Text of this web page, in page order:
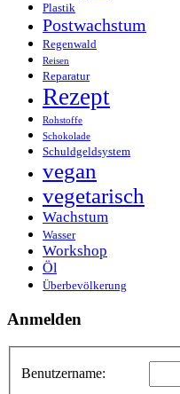
Plastik
Postwachstum
Regenwald
Reisen
Reparatur
Rezept
Rohstoffe
Schokolade
Schuldgeldsystem
vegan
vegetarisch
Wachstum
Wasser
Workshop
Öl
Überbevölkerung
Anmelden
Benutzername: